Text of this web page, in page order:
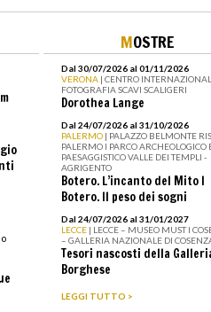
MOSTRE
Dal 30/07/2026 al 01/11/2026
VERONA | CENTRO
FOTOGRAFIA SCAVI SCALIGERI
Dorothea Lange
Dal 24/07/2026 al 31/10/2026
PALERMO | PALAZZO BELMONTE
PALERMO I PARCO ARCHEOLOGICO
PAESAGGISTICO VALLE DEI TEMPLI -
AGRIGENTO
Botero. L’incanto del Mito I
Botero. Il peso dei sogni
Dal 24/07/2026 al 31/01/2027
LECCE | LECCE – MUSEO MUST I
– GALLERIA NAZIONALE DI
Tesori nascosti della
Borghese
LEGGI TUTTO >